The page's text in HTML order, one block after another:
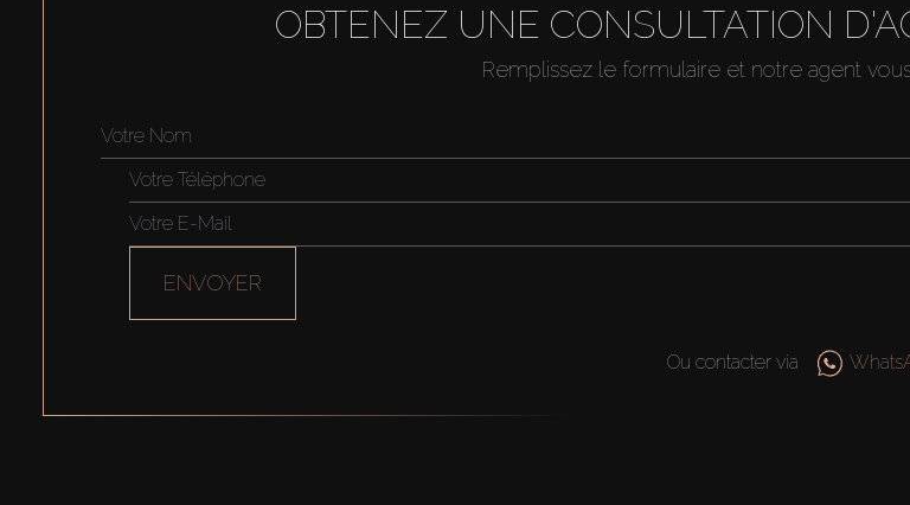
OBTENEZ UNE CONSULTATION
Remplissez le formulaire et notre agent
ENVOYER
Ou contacter via